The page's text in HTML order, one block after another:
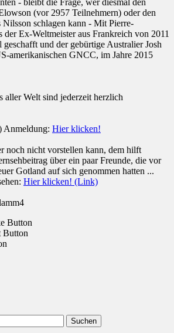
- bleibt die Frage, wer diesmal den
(vor 2957 Teilnehmern) oder den
schlagen kann - Mit Pierre-
der Ex-Weltmeister aus Frankreich von 2011
und der gebürtige Australier Josh
amerikanischen GNCC, im Jahre 2015
aller Welt sind jederzeit herzlich
Anmeldung: Hier klicken!
noch nicht vorstellen kann, dem hilft
über ein paar Freunde, die vor
Gotland auf sich genommen hatten ...
Hier klicken! (Link)
Suchen